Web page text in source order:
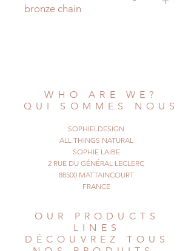
bronze chain
Pacific area. I made a necklace with
it, the chain is bronze colored.
Wear this all natural jewel for a
beach look, or on all occasions.
© All Things Natural
2012. All Rights Reserved
WHO ARE WE?
QUI SOMMES NOUS
SOPHIELDESIGN
ALL THINGS NATURAL
SOPHIE LAIBE
2 RUE DU GÉNÉRAL LECLERC
88500 MATTAINCOURT
FRANCE
OUR PRODUCTS
LINES
DÉCOUVREZ TOUS